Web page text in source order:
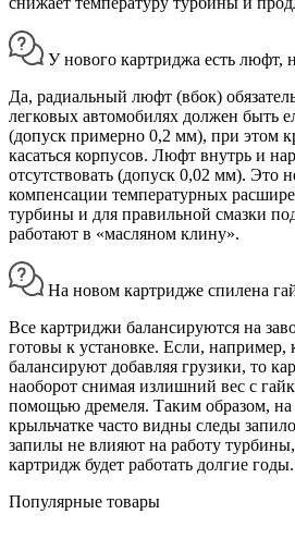
У нового картриджа есть люфт,
Да, радиальный люфт (вбок)
легковых автомобилях должен быть
(допуск примерно 0,2 мм), при этом
касаться корпусов. Люфт внутрь и
отсутствовать (допуск 0,02 мм). Это
компенсации температурных
турбины и для правильной смазки
работают в «масляном клину».
На новом картридже спилена
Все картриджи балансируются на
готовы к установке. Если, например,
балансируют добавляя грузики, то
наоборот снимая излишний вес с
помощью дремеля. Таким образом, на
крыльчатке часто видны следы
запилы не влияют на работу
картридж будет работать долгие годы.
Популярные товары